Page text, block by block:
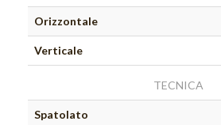
Orizzontale
Verticale
TECNICA
Spatolato